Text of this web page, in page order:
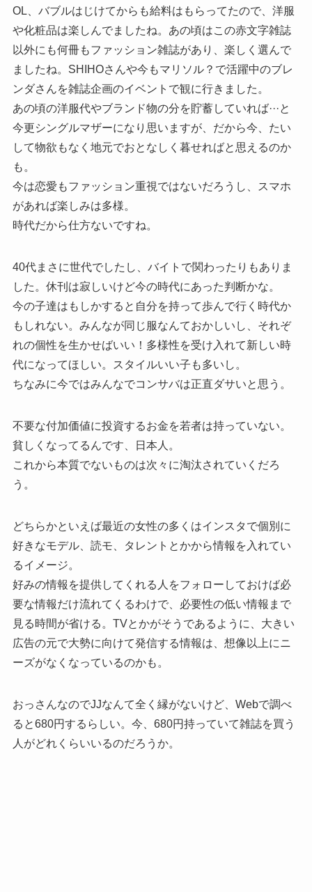
OL、バブルはじけてからも給料はもらってたので、洋服
や化粧品は楽しんでましたね。あの頃はこの赤文字雑誌
以外にも何冊もファッション雑誌があり、楽しく選んで
ましたね。SHIHOさんや今もマリソル？で活躍中のブレ
ンダさんを雑誌企画のイベントで観に行きました。
あの頃の洋服代やブランド物の分を貯蓄していれば···と
今更シングルマザーになり思いますが、だから今、たい
して物欲もなく地元でおとなしく暮せればと思えるのか
も。
今は恋愛もファッション重視ではないだろうし、スマホ
があれば楽しみは多様。
時代だから仕方ないですね。
40代まさに世代でしたし、バイトで関わったりもありま
した。休刊は寂しいけど今の時代にあった判断かな。
今の子達はもしかすると自分を持って歩んで行く時代か
もしれない。みんなが同じ服なんておかしいし、それぞ
れの個性を生かせばいい！多様性を受け入れて新しい時
代になってほしい。スタイルいい子も多いし。
ちなみに今ではみんなでコンサバは正直ダサいと思う。
不要な付加価値に投資するお金を若者は持っていない。
貧しくなってるんです、日本人。
これから本質でないものは次々に淘汰されていくだろ
う。
どちらかといえば最近の女性の多くはインスタで個別に
好きなモデル、読モ、タレントとかから情報を入れてい
るイメージ。
好みの情報を提供してくれる人をフォローしておけば必
要な情報だけ流れてくるわけで、必要性の低い情報まで
見る時間が省ける。TVとかがそうであるように、大きい
広告の元で大勢に向けて発信する情報は、想像以上にニ
ーズがなくなっているのかも。
おっさんなのでJJなんて全く縁がないけど、Webで調べ
ると680円するらしい。今、680円持っていて雑誌を買う
人がどれくらいいるのだろうか。